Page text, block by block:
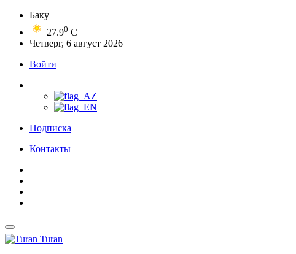
Баку
27.90 C
Четверг, 6 август 2026
Войти
Подписка
Контакты
Turan